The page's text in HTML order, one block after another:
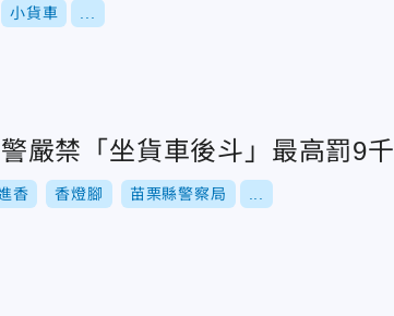
小貨車
嚴禁「坐貨車後斗」最高罰9千
香 香燈腳 苗栗縣警察局